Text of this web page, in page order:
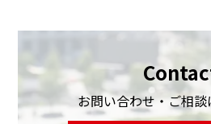
お問い合わせ・ご相